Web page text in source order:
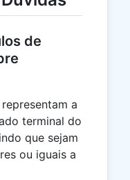
de
a
terminal do
que sejam
ou iguais a